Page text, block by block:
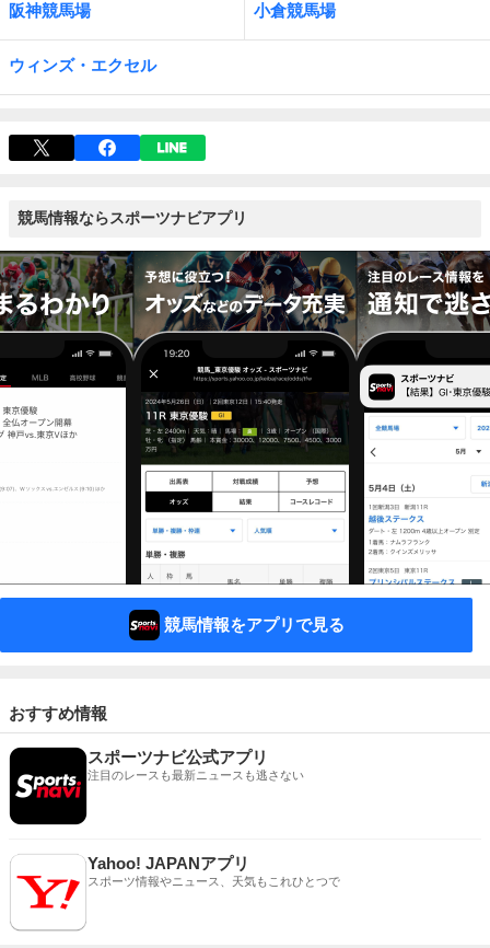
阪神競馬場 小倉競馬場
ウィンズ・エクセル
競馬情報ならスポーツナビアプリ
競馬情報をアプリで見る
おすすめ情報
スポーツナビ公式アプリ
注目のレースも最新ニュースも逃さない
Yahoo! JAPANアプリ
スポーツ情報やニュース、天気もこれひとつで